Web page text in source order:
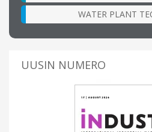
WATER PLANT
UUSIN NUMERO